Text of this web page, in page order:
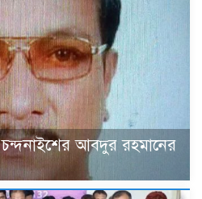
চন্দনাইশের আবদুর রহমানের